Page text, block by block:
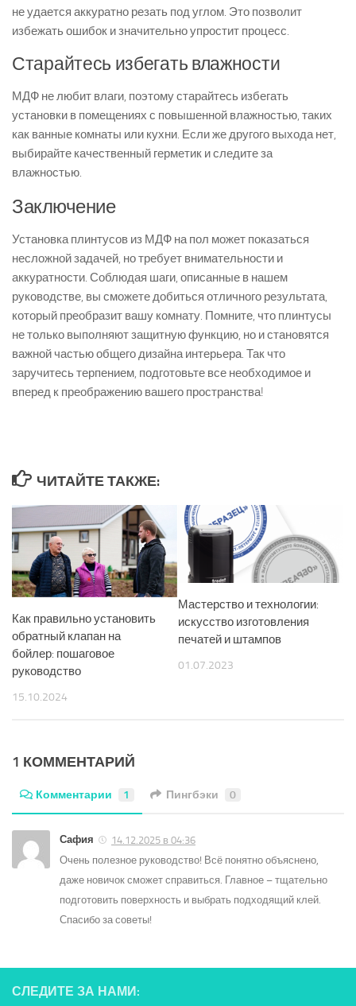
не удается аккуратно резать под углом. Это позволит
избежать ошибок и значительно упростит процесс.
Старайтесь избегать влажности
МДФ не любит влаги, поэтому старайтесь избегать
установки в помещениях с повышенной влажностью, таких
как ванные комнаты или кухни. Если же другого выхода нет,
выбирайте качественный герметик и следите за
влажностью.
Заключение
Установка плинтусов из МДФ на пол может показаться
несложной задачей, но требует внимательности и
аккуратности. Соблюдая шаги, описанные в нашем
руководстве, вы сможете добиться отличного результата,
который преобразит вашу комнату. Помните, что плинтусы
не только выполняют защитную функцию, но и становятся
важной частью общего дизайна интерьера. Так что
заручитесь терпением, подготовьте все необходимое и
вперед к преображению вашего пространства!
ЧИТАЙТЕ ТАКЖЕ:
Как правильно установить
обратный клапан на
бойлер: пошаговое
руководство
15.10.2024
Мастерство и технологии:
искусство изготовления
печатей и штампов
01.07.2023
1 КОММЕНТАРИЙ
Комментарии 1 Пингбэки 0
Сафия
14.12.2025 в 04:36
Очень полезное руководство! Всё понятно объяснено,
даже новичок сможет справиться. Главное – тщательно
подготовить поверхность и выбрать подходящий клей.
Спасибо за советы!
СЛЕДИТЕ ЗА НАМИ: